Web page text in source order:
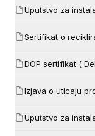
Uputstvo za
Sertifikat o
DOP sertifikat (
Izjava o uticaju
Uputstvo za